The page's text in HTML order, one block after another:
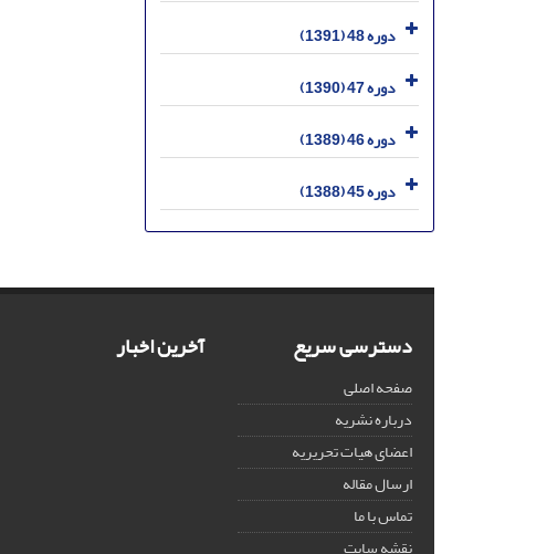
دوره 48 (1391)
دوره 47 (1390)
دوره 46 (1389)
دوره 45 (1388)
دسترسی سریع
صفحه اصلی
درباره نشریه
اعضای هیات تحریریه
ارسال مقاله
تماس با ما
نقشه سایت
آخرین اخبار